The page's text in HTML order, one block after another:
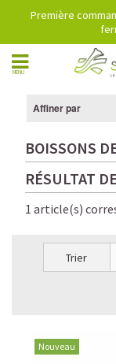
Première
MENU
Affiner par
BOISSONS
RÉSULTAT
1 article(s)
Trier
Nouveau